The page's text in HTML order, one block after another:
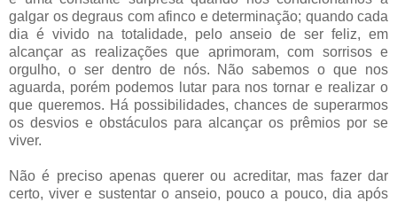
galgar os degraus com afinco e determinação; quando cada
dia é vivido na totalidade, pelo anseio de ser feliz, em
alcançar as realizações que aprimoram, com sorrisos e
orgulho, o ser dentro de nós. Não sabemos o que nos
aguarda, porém podemos lutar para nos tornar e realizar o
que queremos. Há possibilidades, chances de superarmos
os desvios e obstáculos para alcançar os prêmios por se
viver.
Não é preciso apenas querer ou acreditar, mas fazer dar
certo, viver e sustentar o anseio, pouco a pouco, dia após